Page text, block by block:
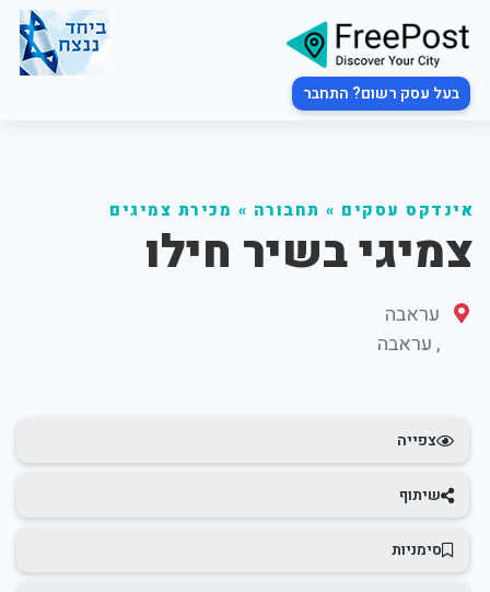
בעל עסק רשום? התחבר
אינדקס עסקים » תחבורה » מכירת צמיגים
צמיגי בשיר חילו
עראבה
,עראבה
צפייה
שיתוף
סימניות